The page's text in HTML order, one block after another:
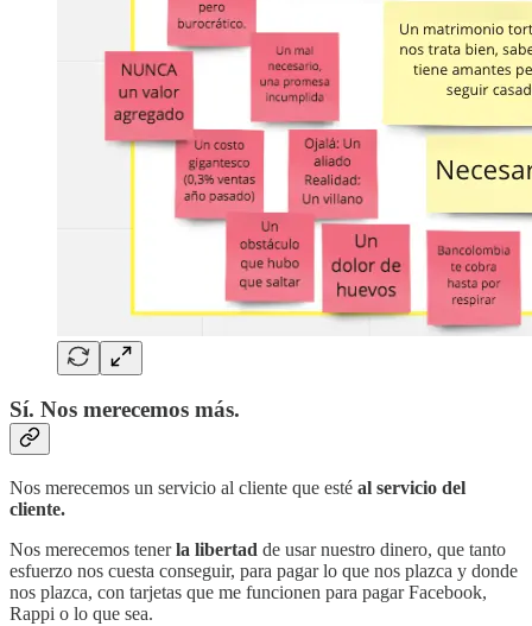
Sí. Nos merecemos más.
Nos merecemos un servicio al cliente que esté al servicio del
cliente.
Nos merecemos tenerla libertad de usar nuestro dinero, que tanto
esfuerzo nos cuesta conseguir, para pagar lo que nos plazca y donde
nos plazca, con tarjetas que me funcionen para pagar Facebook,
Rappi o lo que sea.